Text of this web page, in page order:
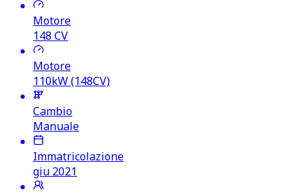
Motore
148 CV
Motore
110kW (148CV)
Cambio
Manuale
Immatricolazione
giu 2021